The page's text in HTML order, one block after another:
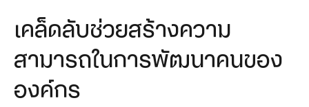
เคล็ดลับช่วยสร้างความ
สามารถในการพัฒนาคนของ
องค์กร